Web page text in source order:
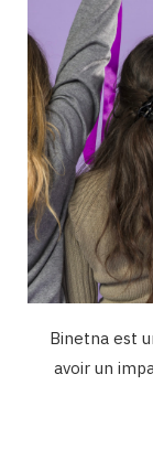
Binetna est
avoir un